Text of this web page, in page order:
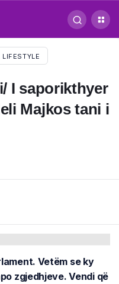
I saporikthyer
Majkos tani i
Vetëm se ky
zgjedhjeve. Vendi që